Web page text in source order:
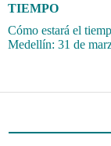
TIEMPO
Cómo estará el
Medellín: 31 de